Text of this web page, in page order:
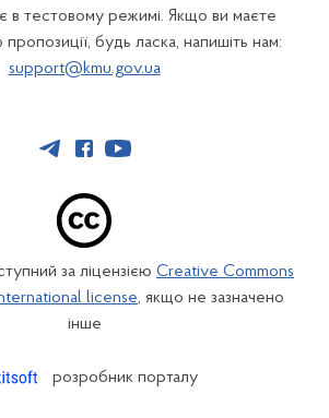
в тестовому режимі. Якщо ви маєте
будь ласка, напишіть нам:
support@kmu.gov.ua
за ліцензією Creative Commons
license, якщо не зазначено
інше
розробник порталу